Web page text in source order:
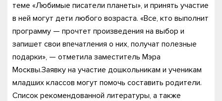
теме «Любимые писатели планеты», и принять участие
в ней могут дети любого возраста. «Все, кто выполнит
программу — прочтет произведения на выбор и
запишет свои впечатления о них, получат полезные
подарки», — отметила заместитель Мэра
Москвы.Заявку на участие дошкольникам и ученикам
младших классов могут помочь составить родители.
Список рекомендованной литературы, а также